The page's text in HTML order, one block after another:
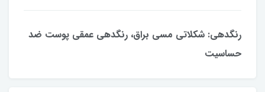
رنگدهی: شکلاتی مسی براق، رنگدهی عمقی پوست ضد
حساسیت